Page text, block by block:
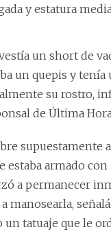
y estatura
un short de
un quepis y tenía
su rostro,
de Última
supuestamente
estaba armado
a permanecer
manosearla,
un tatuaje que le